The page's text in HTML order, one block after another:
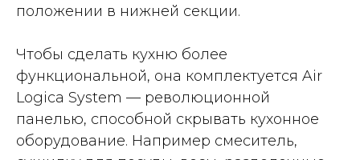
положении в нижней секции.
Чтобы сделать кухню более
функциональной, она комплектуется Air
Logica System — революционной
панелью, способной скрывать кухонное
оборудование. Например смеситель,